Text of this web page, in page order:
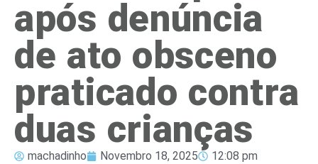
após denúncia
de ato obsceno
praticado contra
duas crianças
machadinho Novembro 18, 2025 12:08 pm